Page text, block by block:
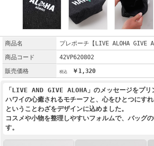
商品名
プレポーチ【LIVE ALOHA GIVE
商品コード
42VP620802
販売価格
￥1,320
「LIVE AND GIVE ALOHA」のメッセージをプリ
ハワイの心癒されるモチーフと、心をひとつにす
ということわざをデザインに込めました。
コスメや小物を整理しやすいフォルムで、バッグ
す。